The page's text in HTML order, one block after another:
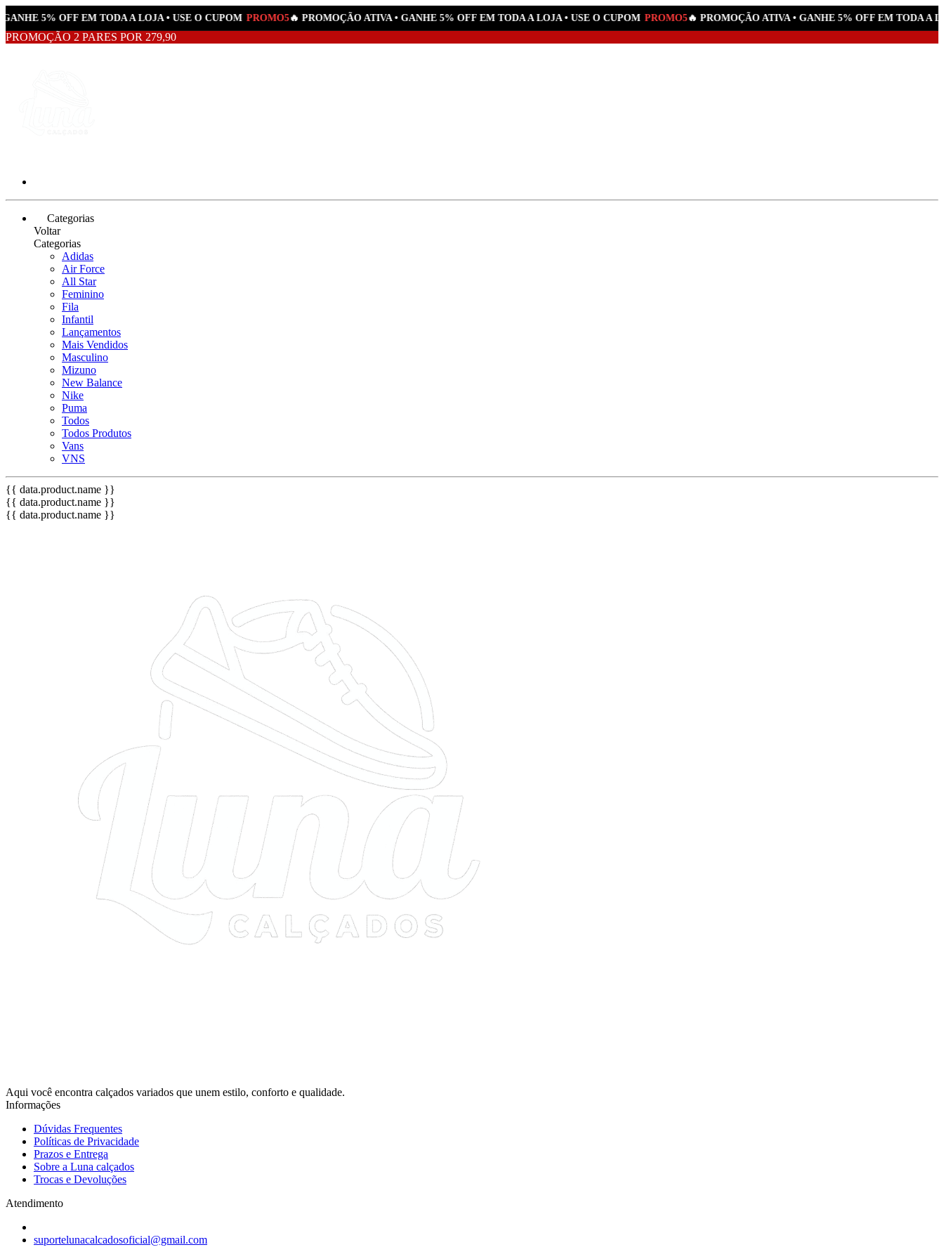
5% OFF EM TODA A LOJA • USE O CUPOM PROMO5🔥 PROMOÇÃO ATIVA • GANHE 5% OFF EM TODA A LOJA • USE O CUPOM PROMO5🔥 PROMOÇÃO ATIVA • GANHE 5% OFF EM TODA A
PROMOÇÃO 2 PARES POR 279,90
Categorias
Voltar
Categorias
Adidas
Air Force
All Star
Feminino
Fila
Infantil
Lançamentos
Mais Vendidos
Masculino
Mizuno
New Balance
Nike
Puma
Todos
Todos Produtos
Vans
VNS
{{ data.product.name }}
{{ data.product.name }}
{{ data.product.name }}
Aqui você encontra calçados variados que unem estilo, conforto e qualidade.
Informações
Dúvidas Frequentes
Políticas de Privacidade
Prazos e Entrega
Sobre a Luna calçados
Trocas e Devoluções
Atendimento
suportelunacalcadosoficial@gmail.com